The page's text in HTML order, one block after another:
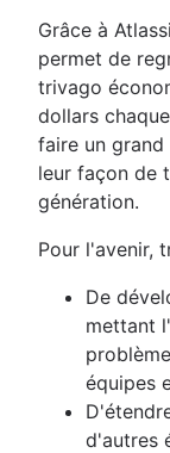
Grâce à
permet de
trivago
dollars
faire un
leur façon de
génération.
Pour l'avenir,
De
mettant
équipes
d'autres